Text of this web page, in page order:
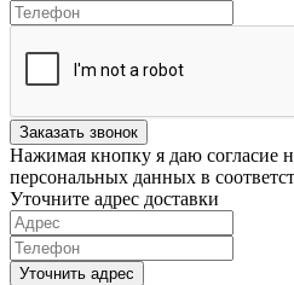
Заказать звонок
Нажимая кнопку я даю согласие
персональных данных в
Уточните адрес доставки
Уточнить адрес